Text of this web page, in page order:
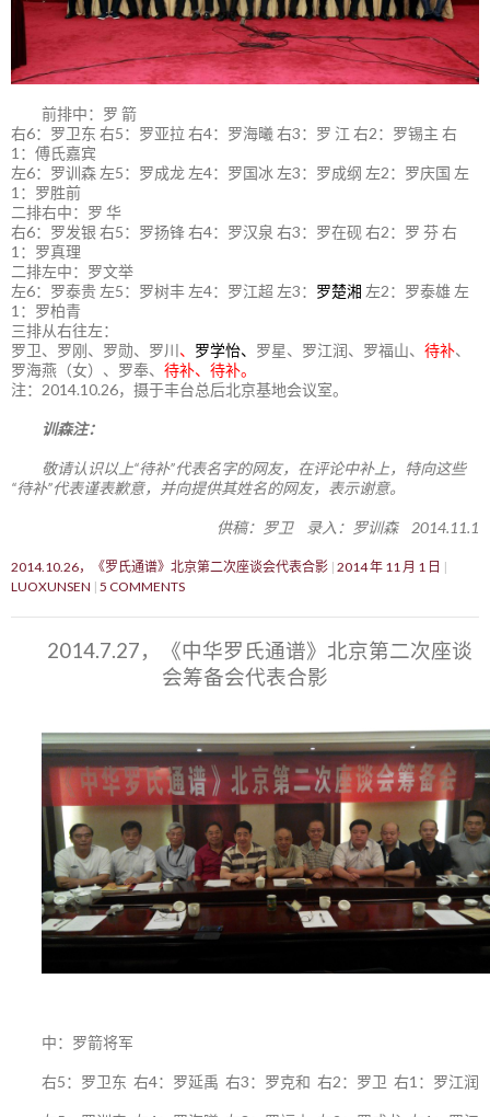
前排中：罗 箭
右6：罗卫东 右5：罗亚拉 右4：罗海曦 右3：罗 江 右2：罗锡主 右
1：傅氏嘉宾
左6：罗训森 左5：罗成龙 左4：罗国冰 左3：罗成纲 左2：罗庆国 左
1：罗胜前
二排右中：罗 华
右6：罗发银 右5：罗扬锋 右4：罗汉泉 右3：罗在砚 右2：罗 芬 右
1：罗真理
二排左中：罗文举
左6：罗泰贵 左5：罗树丰 左4：罗江超 左3： 罗楚湘 左2：罗泰雄 左
1：罗柏青
三排从右往左：
罗卫、罗刚、罗勋、罗川 、 罗学怡、 罗星、罗江润、罗福山、 待补、
罗海燕（女）、罗奉、 待补、待补。
注：2014.10.26，摄于丰台总后北京基地会议室。
训森注：
敬请认识以上“待补”代表名字的网友，在评论中补上，特向这些
“待补”代表谨表歉意，并向提供其姓名的网友，表示谢意。
供稿：罗卫 录入：罗训森 2014.11.1
2014.10.26，《罗氏通谱》北京第二次座谈会代表合影 2014 年 11 月 1 日
LUOXUNSEN 5 COMMENTS
2014.7.27，《中华罗氏通谱》北京第二次座谈
会筹备会代表合影
中：罗箭将军
右5：罗卫东 右4：罗延禹 右3：罗克和 右2：罗卫 右1：罗江润